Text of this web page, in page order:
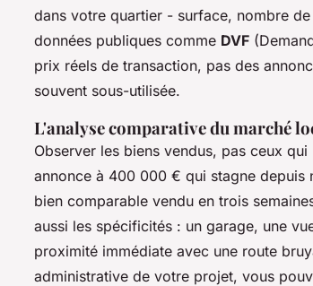
dans votre quartier - surface, nombre
données publiques comme DVF
prix réels de transaction, pas des
souvent sous-utilisée.
L'analyse comparative du marché
Observer les biens vendus, pas ceux
annonce à 400 000 € qui stagne depuis
bien comparable vendu en trois
aussi les spécificités : un garage, une
proximité immédiate avec une route
administrative de votre projet, vous